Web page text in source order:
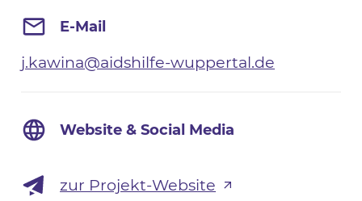
E-Mail
j.kawina@aidshilfe-wuppertal.de
Website & Social Media
zur Projekt-Website